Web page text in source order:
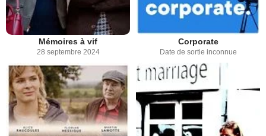
Mémoires à vif
28 septembre 2024
Corporate
Date de sortie inconnue